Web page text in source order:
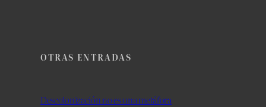
OTRAS ENTRADAS
Descolonización no es una metáfora